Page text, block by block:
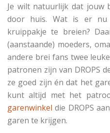
Je wilt natuurlijk dat jouw
door huis. Wat is er
kruippakje te breien?
(aanstaande) moeders,
andere brei fans twee
patronen zijn van DROPS
ze goed zijn én dat het
kunt altijd met het
garenwinkel die DROPS
garen te krijgen.